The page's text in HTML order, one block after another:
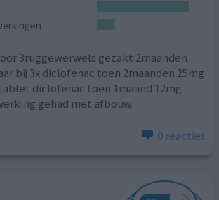
3ruggewerwels gezakt 2maanden
bij 3x diclofenac toen 2maanden 25mg
diclofenac toen 1maand 12mg
gehad met afbouw
0 reacties